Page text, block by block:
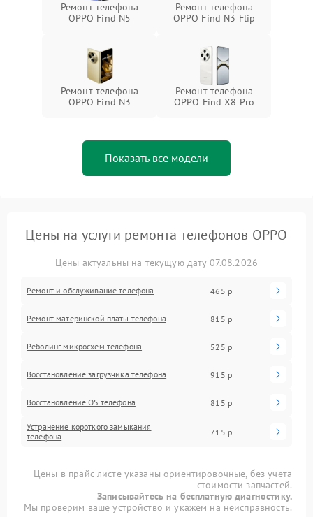
Ремонт телефона
OPPO Find N5
Ремонт телефона
OPPO Find N3 Flip
Ремонт телефона
OPPO Find N3
Ремонт телефона
OPPO Find X8 Pro
Показать все модели
Цены на услуги ремонта телефонов OPPO
Цены актуальны на текущую дату 07.08.2026
Ремонт и обслуживание телефона 465 р
Ремонт материнской платы телефона 815 р
Реболинг микросхем телефона 525 р
Восстановление загрузчика телефона 915 р
Восстановление OS телефона 815 р
Устранение короткого замыкания
телефона
715 р
Цены в прайс-листе указаны ориентировочные, без учета
стоимости запчастей.
Записывайтесь на бесплатную диагностику.
Мы проверим ваше устройство и укажем на неисправность.